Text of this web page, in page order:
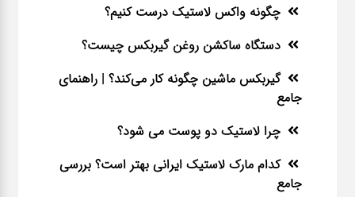
چگونه واکس لاستیک درست کنیم؟
دستگاه ساکشن روغن گیربکس چیست؟
گیربکس ماشین چگونه کار می‌کند؟ | راهنمای
جامع
چرا لاستیک دو پوست می شود؟
کدام مارک لاستیک ایرانی بهتر است؟ بررسی
جامع